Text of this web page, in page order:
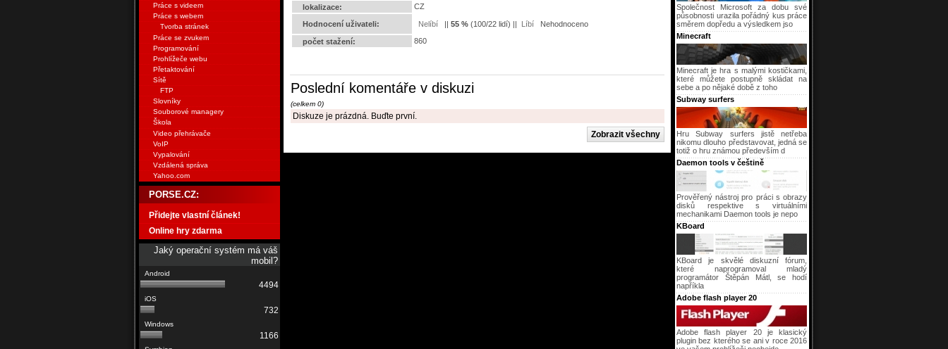
lokalizace:
CZ
Hodnocení uživateli: || 55 % (100/22 lidí) || Nehodnoceno
počet stažení: 860
Poslední komentáře v diskuzi
(celkem 0)
Diskuze je prázdná. Buďte první.
Práce s videem
Práce s webem
Tvorba stránek
Práce se zvukem
Programování
Prohlížeče webu
Přetaktování
Sítě
FTP
Slovníky
Souborové managery
Škola
Video přehrávače
VoIP
Vypalování
Vzdálená správa
Yahoo.com
PORSE.CZ:
Přidejte vlastní článek!
Online hry zdarma
Jaký operační systém má váš
mobil?
4494
732
1166
Společnost Microsoft za dobu své
působnosti urazila pořádný kus práce
směrem dopředu a výsledkem jso
Minecraft
Minecraft je hra s malými kostičkami,
které můžete postupně skládat na
sebe a po nějaké době z toho
Subway surfers
Hru Subway surfers jistě netřeba
nikomu dlouho představovat, jedná se
totiž o hru známou především d
Daemon tools v češtině
Prověřený nástroj pro práci s obrazy
disků respektive s virtuálními
mechanikami Daemon tools je nepo
KBoard
KBoard je skvělé diskuzní fórum,
které naprogramoval mladý
programátor Štěpán Mátl, se hodí
napříkla
Adobe flash player 20
Adobe flash player 20 je klasický
plugin bez kterého se ani v roce 2016